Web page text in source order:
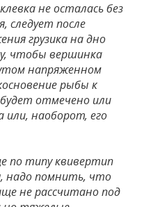
не осталась без
следует после
грузика на дно
чтобы вершинка
напряженном
рыбы к
отмечено или
или, наоборот, его
по типу квивертип
надо помнить, что
не рассчитано под